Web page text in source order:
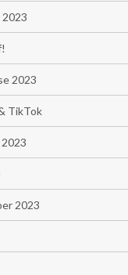
2023
TikTok
2023